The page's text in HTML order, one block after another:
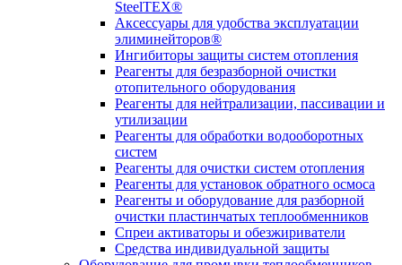
SteelTEX®
Аксессуары для удобства эксплуатации
элиминейторов®
Ингибиторы защиты систем отопления
Реагенты для безразборной очистки
отопительного оборудования
Реагенты для нейтрализации, пассивации и
утилизации
Реагенты для обработки водооборотных
систем
Реагенты для очистки систем отопления
Реагенты для установок обратного осмоса
Реагенты и оборудование для разборной
очистки пластинчатых теплообменников
Спреи активаторы и обезжириватели
Средства индивидуальной защиты